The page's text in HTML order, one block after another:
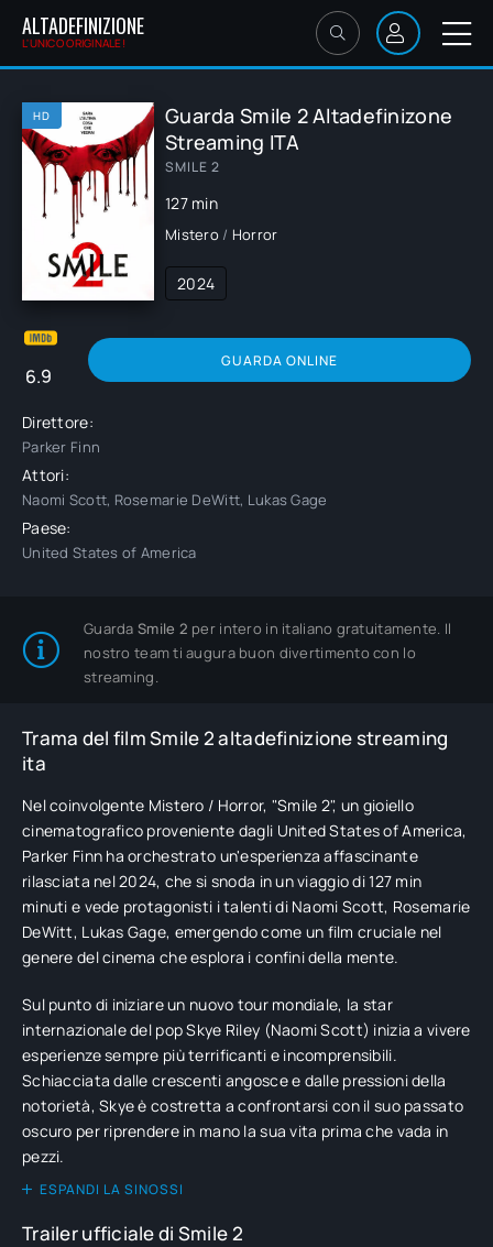
ALTADEFINIZIONE
L'UNICO ORIGINALE!
HD
Guarda Smile 2 Altadefinizone
Streaming ITA
SMILE 2
127 min
Mistero/ Horror
2024
6.9
GUARDA ONLINE
Direttore:
Parker Finn
Attori:
Naomi Scott, Rosemarie DeWitt, Lukas Gage
Paese:
United States of America
Guarda Smile 2 per intero in italiano gratuitamente. Il
nostro team ti augura buon divertimento con lo
streaming.
Trama del film Smile 2 altadefinizione streaming
ita
Nel coinvolgente Mistero / Horror, "Smile 2", un gioiello
cinematografico proveniente dagli United States of America,
Parker Finn ha orchestrato un'esperienza affascinante
rilasciata nel 2024, che si snoda in un viaggio di 127 min
minuti e vede protagonisti i talenti di Naomi Scott, Rosemarie
DeWitt, Lukas Gage, emergendo come un film cruciale nel
genere del cinema che esplora i confini della mente.
Sul punto di iniziare un nuovo tour mondiale, la star
internazionale del pop Skye Riley (Naomi Scott) inizia a vivere
esperienze sempre più terrificanti e incomprensibili.
Schiacciata dalle crescenti angosce e dalle pressioni della
notorietà, Skye è costretta a confrontarsi con il suo passato
oscuro per riprendere in mano la sua vita prima che vada in
pezzi.
ESPANDI LA SINOSSI
Trailer ufficiale di Smile 2